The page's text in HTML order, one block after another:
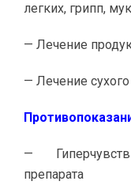
легких, грипп,
— Лечение
— Лечение
—
препарата